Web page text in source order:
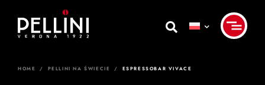
content
HOME / PELLINI NA ŚWIECIE / ESPRESSOBAR VIVACE